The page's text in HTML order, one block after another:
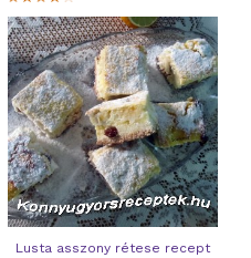
Lusta asszony rétese recept